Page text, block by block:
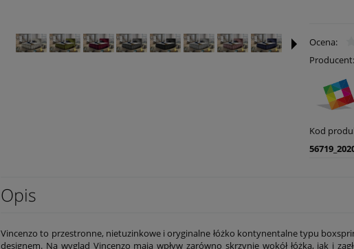
Ocena:
Producent:
Kod
Opis
Vincenzo to przestronne, nietuzinkowe i oryginalne łóżko kontynentalne typu
designem. Na wygląd Vincenzo mają wpływ zarówno skrzynie wokół łóżka, jak i